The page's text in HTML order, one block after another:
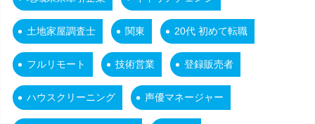
土地家屋調査士 関東 20代 初めて転職
フルリモート 技術営業 登録販売者
ハウスクリーニング 声優マネージャー